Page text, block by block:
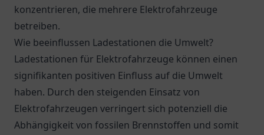
konzentrieren, die mehrere Elektrofahrzeuge
betreiben.
Wie beeinflussen Ladestationen die Umwelt?
Ladestationen für Elektrofahrzeuge können einen
signifikanten positiven Einfluss auf die Umwelt
haben. Durch den steigenden Einsatz von
Elektrofahrzeugen verringert sich potenziell die
Abhängigkeit von fossilen Brennstoffen und somit